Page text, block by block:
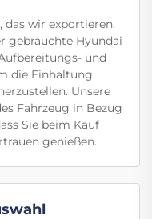
das wir exportieren,
gebrauchte Hyundai
und
die Einhaltung
Unsere
Fahrzeug in Bezug
Sie beim Kauf
genießen.